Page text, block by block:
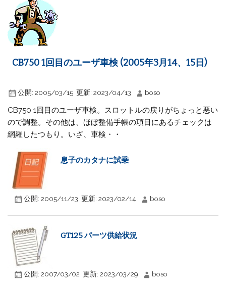
CB750 1回目のユーザ車検 (2005年3月14、15日)
公開: 2005/03/15 更新: 2023/04/13 boso
CB750 1回目のユーザ車検。スロットルの戻りがちょっと悪い
ので調整。その他は、ほぼ整備手帳の項目にあるチェックは
網羅したつもり。いざ、車検・・
息子のカタナに試乗
公開: 2005/11/23 更新: 2023/02/14 boso
GT125 パーツ供給状況
公開: 2007/03/02 更新: 2023/03/29 boso